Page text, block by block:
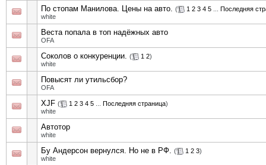
По стопам Манилова. Цены на авто. ( 1 2 3 4 5
Последняя
white
Веста попала в топ надёжных авто
OFA
Соколов о конкуренции. ( 1 2)
white
Повысят ли утильсбор?
OFA
XJF ( 1 2 3 4 5 Последняя страница)
white
Автотор
white
Бу Андерсон вернулся. Но не в РФ. ( 1 2 3)
white